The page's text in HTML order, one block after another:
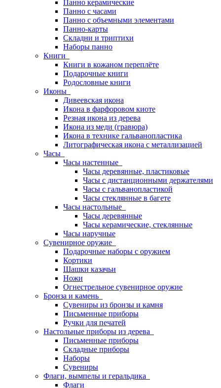
Панно керамические
Панно с часами
Панно с объемными элементами
Панно-карты
Складни и триптихи
Наборы панно
Книги
Книги в кожаном переплёте
Подарочные книги
Родословные книги
Иконы
Дивеевская икона
Икона в фарфоровом киоте
Резная икона из дерева
Икона из меди (гравюра)
Икона в технике гальванопластика
Литографическая икона с металлизацией
Часы
Часы настенные
Часы деревянные, пластиковые
Часы с дистанционными держателями
Часы с гальванопластикой
Часы стеклянные в багете
Часы настольные
Часы деревянные
Часы керамические, стеклянные
Часы наручные
Сувенирное оружие
Подарочные наборы с оружием
Кортики
Шашки казачьи
Ножи
Огнестрельное сувенирное оружие
Бронза и камень
Сувениры из бронзы и камня
Письменные приборы
Ручки для печатей
Настольные приборы из дерева
Письменные приборы
Складные приборы
Наборы
Сувениры
Флаги, вымпелы и геральдика
Флаги